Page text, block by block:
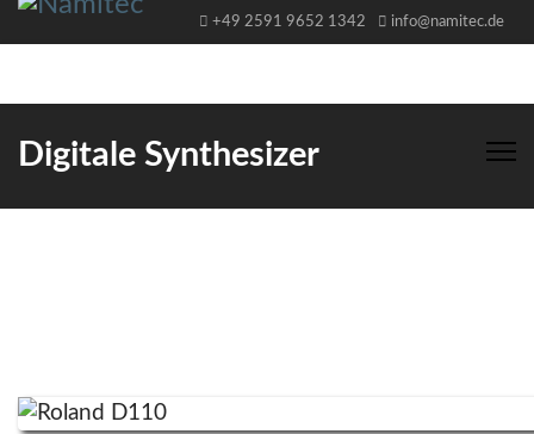
+49 2591 9652 1342 info@namitec.de
Digitale Synthesizer